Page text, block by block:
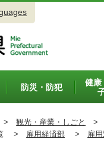
防災・防犯
健康
> 観光・産業・しごと >
> 雇用経済部 > 雇